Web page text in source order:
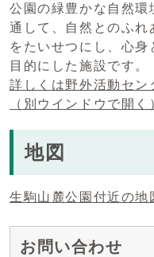
公園の緑豊かな自然環
通して、自然とのふ
をたいせつにし、心
目的にした施設です。
詳しくは野外活動セン
（別ウインドウで開く
地図
生駒山麓公園付近の地
お問い合わせ